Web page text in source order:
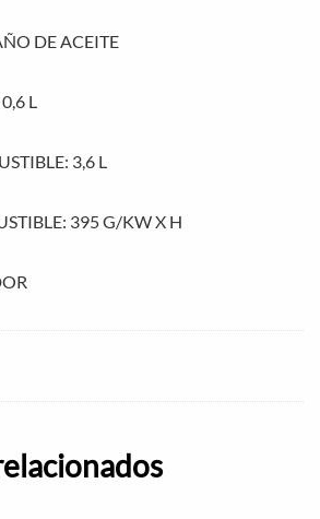
DE ACEITE
L
3,6 L
395 G/KW X H